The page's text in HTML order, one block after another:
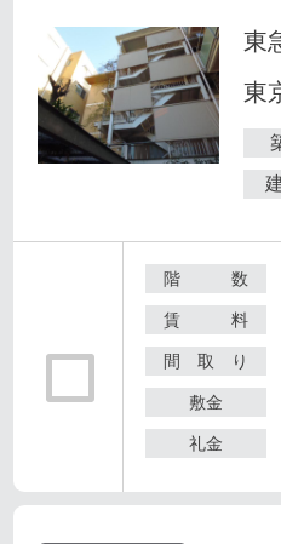
東
東
階 数
賃 料
間 取 り
敷金
礼金